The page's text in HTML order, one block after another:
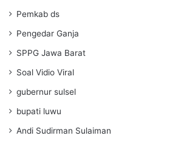
Pemkab ds
Pengedar Ganja
SPPG Jawa Barat
Soal Vidio Viral
gubernur sulsel
bupati luwu
Andi Sudirman Sulaiman